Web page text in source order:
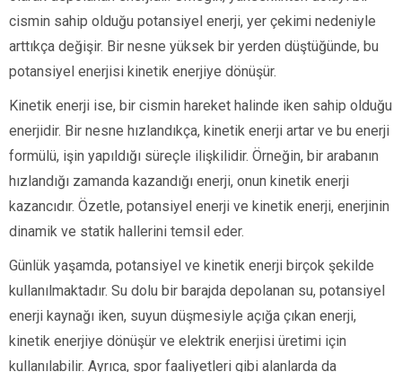
cismin sahip olduğu potansiyel enerji, yer çekimi nedeniyle
arttıkça değişir. Bir nesne yüksek bir yerden düştüğünde, bu
potansiyel enerjisi kinetik enerjiye dönüşür.
Kinetik enerji ise, bir cismin hareket halinde iken sahip olduğu
enerjidir. Bir nesne hızlandıkça, kinetik enerji artar ve bu enerji
formülü, işin yapıldığı süreçle ilişkilidir. Örneğin, bir arabanın
hızlandığı zamanda kazandığı enerji, onun kinetik enerji
kazancıdır. Özetle, potansiyel enerji ve kinetik enerji, enerjinin
dinamik ve statik hallerini temsil eder.
Günlük yaşamda, potansiyel ve kinetik enerji birçok şekilde
kullanılmaktadır. Su dolu bir barajda depolanan su, potansiyel
enerji kaynağı iken, suyun düşmesiyle açığa çıkan enerji,
kinetik enerjiye dönüşür ve elektrik enerjisi üretimi için
kullanılabilir. Ayrıca, spor faaliyetleri gibi alanlarda da